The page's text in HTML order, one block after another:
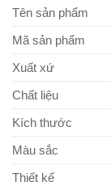
Tên sản phẩm
Mã sản phẩm
Xuất xứ
Chất liệu
Kích thước
Màu sắc
Thiết kế